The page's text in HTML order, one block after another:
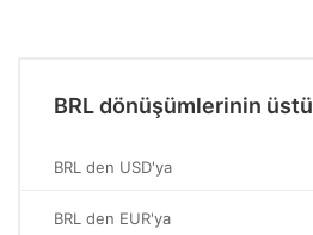
BRL dönüşümlerinin üstü
BRL den USD'ya
BRL den EUR'ya